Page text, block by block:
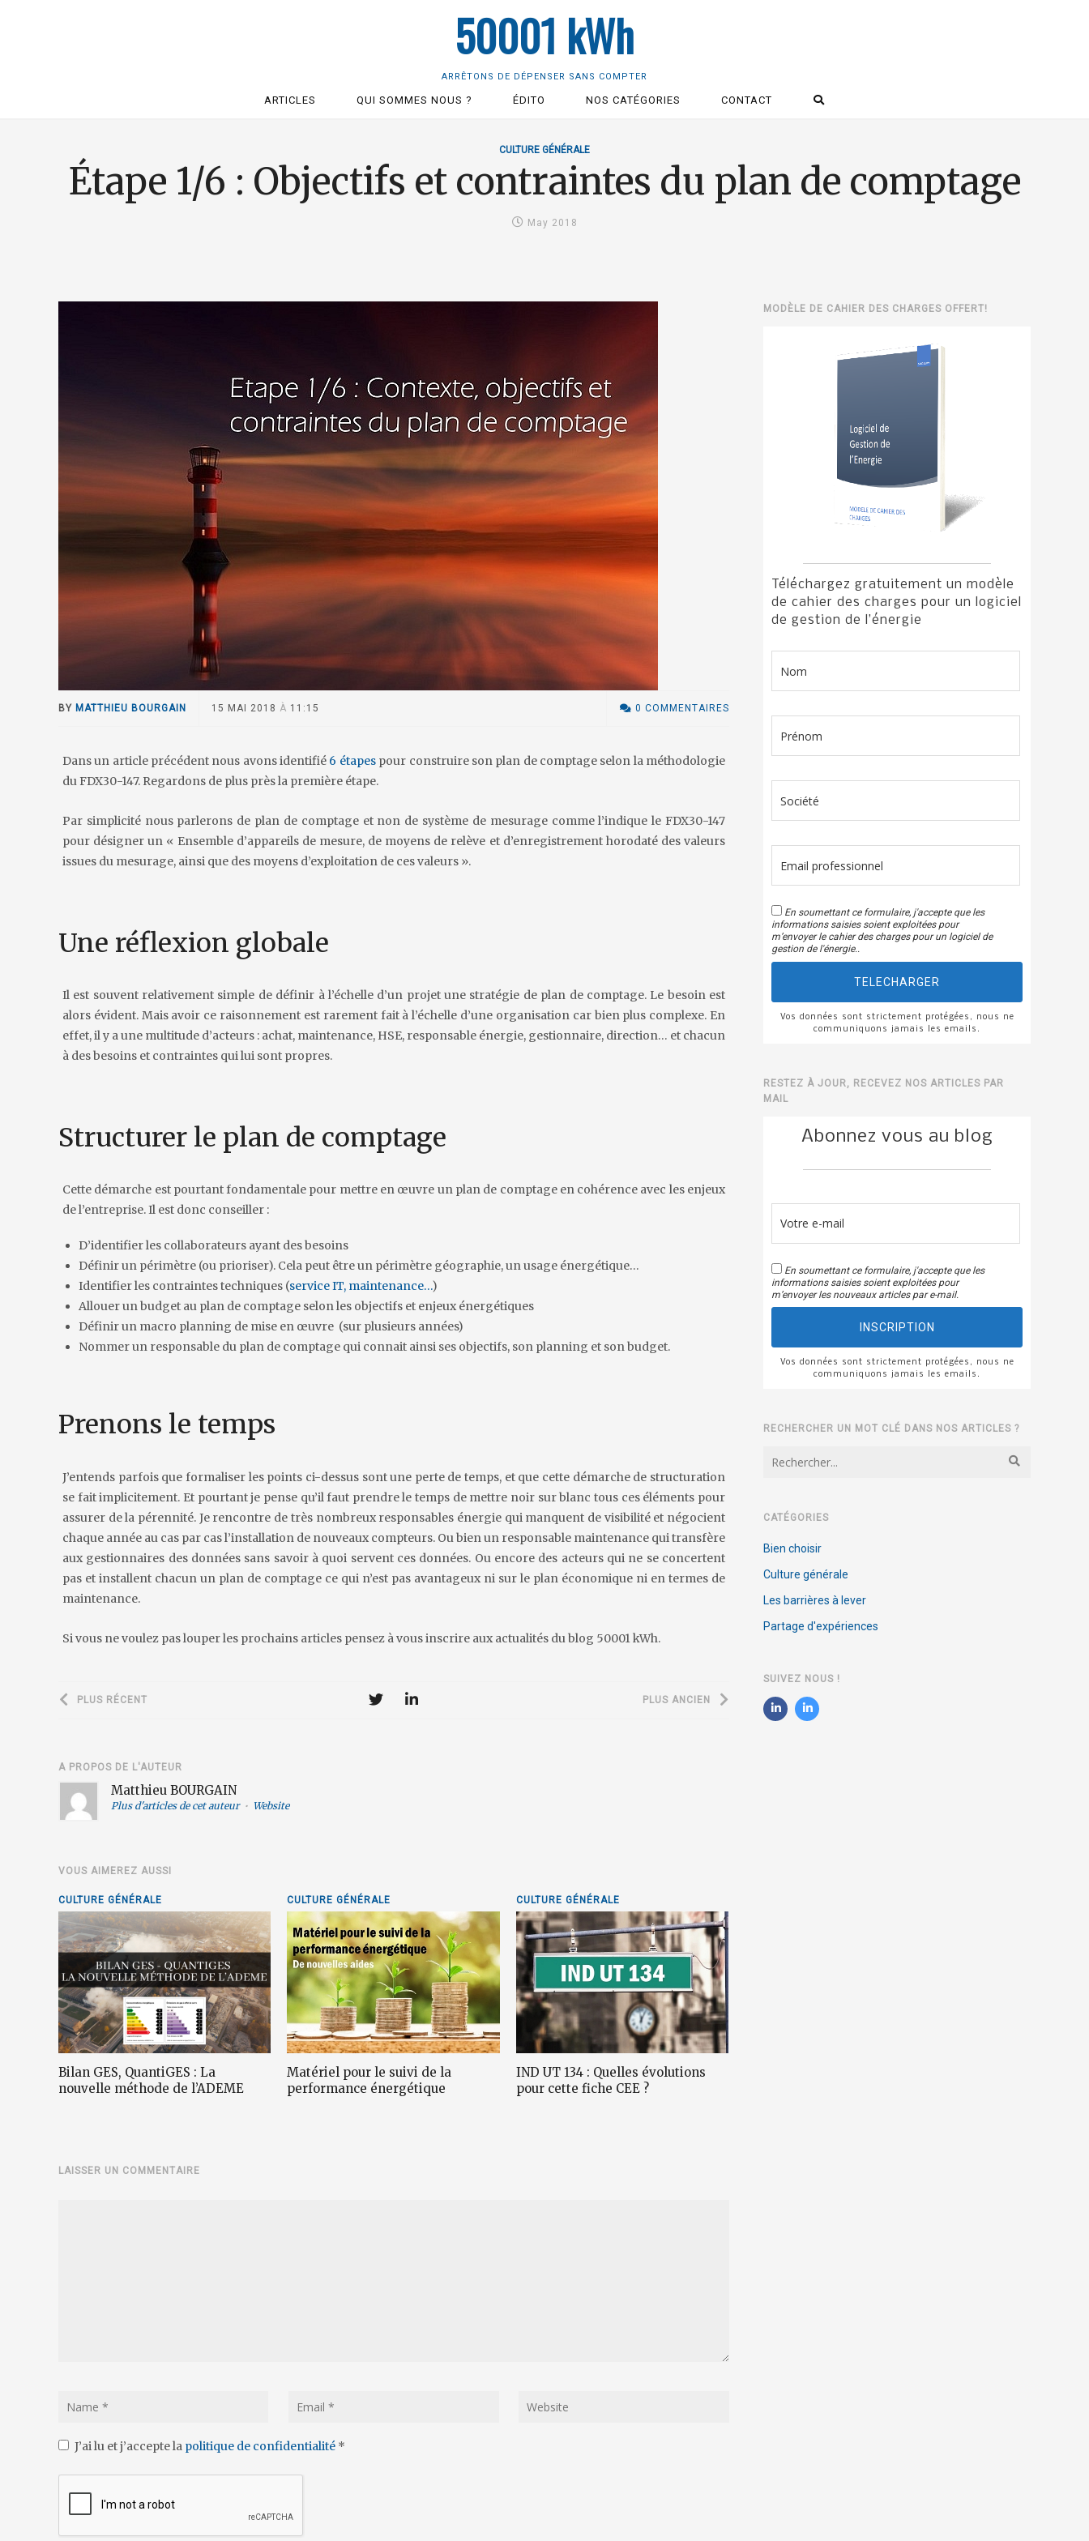
50001 kWh
ARRÊTONS DE DÉPENSER SANS COMPTER
ARTICLES QUI SOMMES NOUS ? ÉDITO NOS CATÉGORIES CONTACT
CULTURE GÉNÉRALE
Étape 1/6 : Objectifs et contraintes du plan de comptage
May 2018
BY MATTHIEU BOURGAIN 15 MAI 2018 À 11:15 0 COMMENTAIRES
Dans un article précédent nous avons identifié 6 étapespour construire son plan de comptage selon la méthodologie
du FDX30-147. Regardons de plus près la première étape.
Par simplicité nous parlerons de plan de comptage et non de système de mesurage comme l’indique le FDX30-147
pour désigner un « Ensemble d’appareils de mesure, de moyens de relève et d’enregistrement horodaté des valeurs
issues du mesurage, ainsi que des moyens d’exploitation de ces valeurs ».
Une réflexion globale
Il est souvent relativement simple de définir à l’échelle d’un projet une stratégie de plan de comptage. Le besoin est
alors évident. Mais avoir ce raisonnement est rarement fait à l’échelle d’une organisation car bien plus complexe. En
effet, il y a une multitude d’acteurs : achat, maintenance, HSE, responsable énergie, gestionnaire, direction… et chacun
à des besoins et contraintes qui lui sont propres.
Structurer le plan de comptage
Cette démarche est pourtant fondamentale pour mettre en œuvre un plan de comptage en cohérence avec les enjeux
de l’entreprise. Il est donc conseiller :
D’identifier les collaborateurs ayant des besoins
Définir un périmètre (ou prioriser). Cela peut être un périmètre géographie, un usage énergétique…
Identifier les contraintes techniques (service IT, maintenance…)
Allouer un budget au plan de comptage selon les objectifs et enjeux énergétiques
Définir un macro planning de mise en œuvre (sur plusieurs années)
Nommer un responsable du plan de comptage qui connait ainsi ses objectifs, son planning et son budget.
Prenons le temps
J’entends parfois que formaliser les points ci-dessus sont une perte de temps, et que cette démarche de structuration
se fait implicitement. Et pourtant je pense qu’il faut prendre le temps de mettre noir sur blanc tous ces éléments pour
assurer de la pérennité. Je rencontre de très nombreux responsables énergie qui manquent de visibilité et négocient
chaque année au cas par cas l’installation de nouveaux compteurs. Ou bien un responsable maintenance qui transfère
aux gestionnaires des données sans savoir à quoi servent ces données. Ou encore des acteurs qui ne se concertent
pas et installent chacun un plan de comptage ce qui n’est pas avantageux ni sur le plan économique ni en termes de
maintenance.
Si vous ne voulez pas louper les prochains articles pensez à vous inscrire aux actualités du blog 50001 kWh.
PLUS RÉCENT PLUS ANCIEN
A PROPOS DE L'AUTEUR
Matthieu BOURGAIN
Plus d'articles de cet auteur• Website
VOUS AIMEREZ AUSSI
CULTURE GÉNÉRALE
Bilan GES, QuantiGES : La
nouvelle méthode de l’ADEME
CULTURE GÉNÉRALE
Matériel pour le suivi de la
performance énergétique
CULTURE GÉNÉRALE
IND UT 134 : Quelles évolutions
pour cette fiche CEE ?
LAISSER UN COMMENTAIRE
J’ai lu et j’accepte la politique de confidentialité *
MODÈLE DE CAHIER DES CHARGES OFFERT!
Téléchargez gratuitement un modèle
de cahier des charges pour un logiciel
de gestion de l’énergie
En soumettant ce formulaire, j'accepte que les
informations saisies soient exploitées pour
m’envoyer le cahier des charges pour un logiciel de
gestion de l'énergie..
TELECHARGER
Vos données sont strictement protégées, nous ne
communiquons jamais les emails.
RESTEZ À JOUR, RECEVEZ NOS ARTICLES PAR
MAIL
Abonnez vous au blog
En soumettant ce formulaire, j'accepte que les
informations saisies soient exploitées pour
m’envoyer les nouveaux articles par e-mail.
INSCRIPTION
Vos données sont strictement protégées, nous ne
communiquons jamais les emails.
RECHERCHER UN MOT CLÉ DANS NOS ARTICLES ?
CATÉGORIES
Bien choisir
Culture générale
Les barrières à lever
Partage d'expériences
SUIVEZ NOUS !